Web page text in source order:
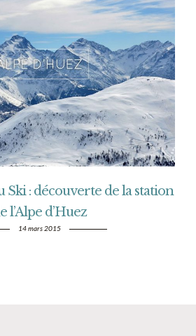
Ski : découverte de la station
l’Alpe d’Huez
14 mars 2015